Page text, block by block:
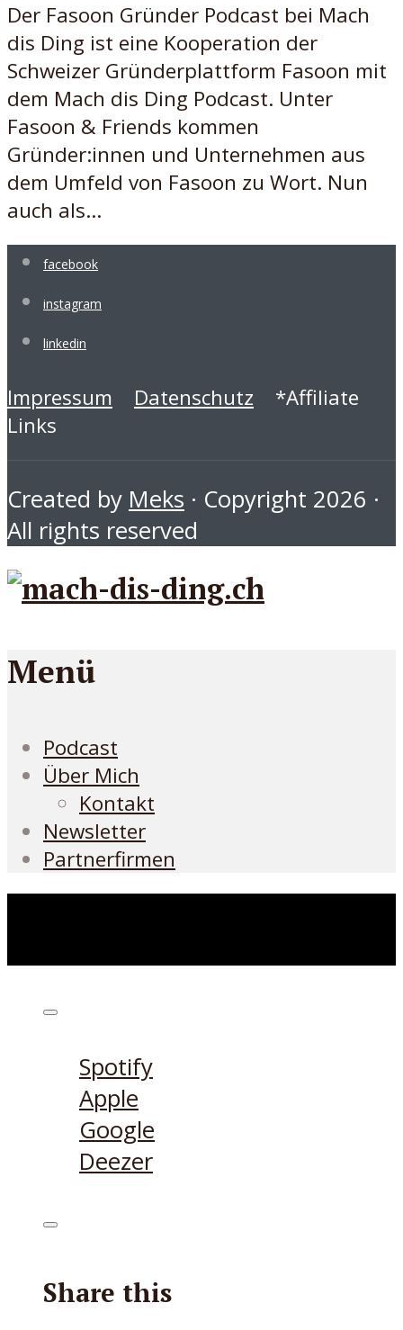
Der Fasoon Gründer Podcast bei Mach
dis Ding ist eine Kooperation der
Schweizer Gründerplattform Fasoon mit
dem Mach dis Ding Podcast. Unter
Fasoon & Friends kommen
Gründer:innen und Unternehmen aus
dem Umfeld von Fasoon zu Wort. Nun
auch als...
facebook
instagram
linkedin
Impressum Datenschutz *Affiliate
Links
Created by Meks · Copyright 2026 ·
All rights reserved
Menü
Podcast
Über Mich
Kontakt
Newsletter
Partnerfirmen
Spotify
Apple
Google
Deezer
Share this